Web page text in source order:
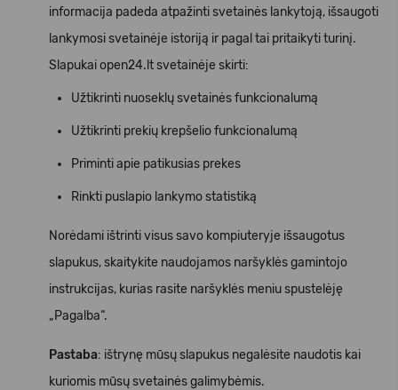
informacija padeda atpažinti svetainės lankytoją, išsaugoti
lankymosi svetainėje istoriją ir pagal tai pritaikyti turinį.
Slapukai open24.lt svetainėje skirti:
Užtikrinti nuoseklų svetainės funkcionalumą
Užtikrinti prekių krepšelio funkcionalumą
Priminti apie patikusias prekes
Rinkti puslapio lankymo statistiką
Norėdami ištrinti visus savo kompiuteryje išsaugotus
slapukus, skaitykite naudojamos naršyklės gamintojo
instrukcijas, kurias rasite naršyklės meniu spustelėję
„Pagalba“.
Pastaba: ištrynę mūsų slapukus negalėsite naudotis kai
kuriomis mūsų svetainės galimybėmis.